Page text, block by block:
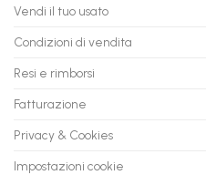
Vendi il tuo usato
Condizioni di vendita
Resi e rimborsi
Fatturazione
Privacy & Cookies
Impostazioni cookie